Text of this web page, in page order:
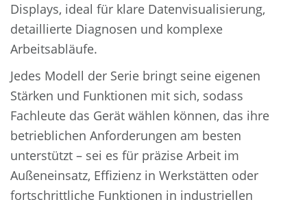
Displays, ideal für klare Datenvisualisierung,
detaillierte Diagnosen und komplexe
Arbeitsabläufe.
Jedes Modell der Serie bringt seine eigenen
Stärken und Funktionen mit sich, sodass
Fachleute das Gerät wählen können, das ihre
betrieblichen Anforderungen am besten
unterstützt – sei es für präzise Arbeit im
Außeneinsatz, Effizienz in Werkstätten oder
fortschrittliche Funktionen in industriellen